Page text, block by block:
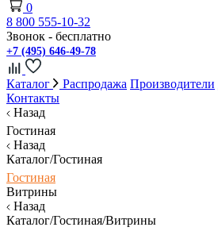
0
8 800 555-10-32
Звонок - бесплатно
+7 (495) 646-49-78
Каталог Распродажа Производители
Контакты
Назад
Гостиная
Назад
Каталог/Гостиная
Гостиная
Витрины
Назад
Каталог/Гостиная/Витрины